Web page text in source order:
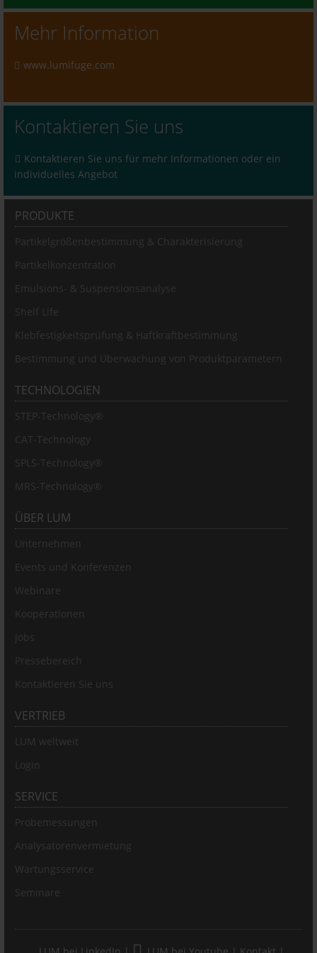
Mehr Information
www.lumifuge.com
Kontaktieren Sie uns
Kontaktieren Sie uns für mehr Informationen oder ein
individuelles Angebot
PRODUKTE
Partikelgrößenbestimmung & Charakterisierung
Partikelkonzentration
Emulsions- & Suspensionsanalyse
Shelf Life
Klebfestigkeitsprüfung & Haftkraftbestimmung
Bestimmung und Überwachung von Produktparametern
TECHNOLOGIEN
STEP-Technology®
CAT-Technology
SPLS-Technology®
MRS-Technology®
ÜBER LUM
Unternehmen
Events und Konferenzen
Webinare
Kooperationen
Jobs
Pressebereich
Kontaktieren Sie uns
VERTRIEB
LUM weltweit
Login
SERVICE
Probemessungen
Analysatorenvermietung
Wartungsservice
Seminare